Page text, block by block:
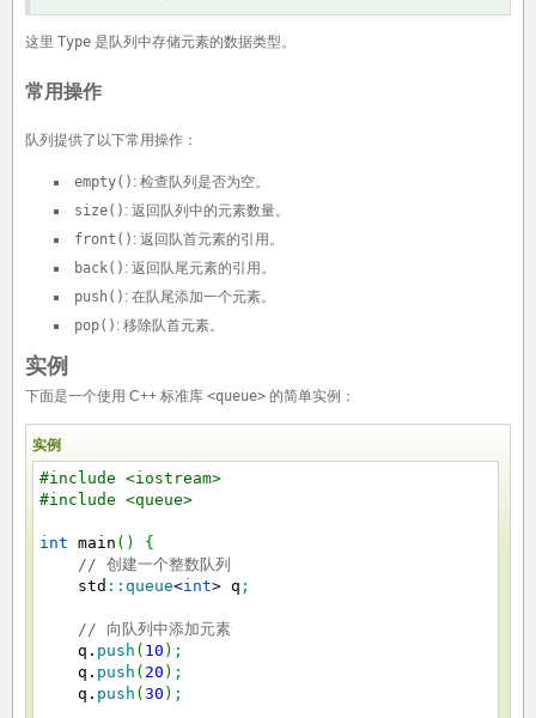
这里 Type 是队列中存储元素的数据类型。
常用操作
队列提供了以下常用操作：
empty() : 检查队列是否为空。
size() : 返回队列中的元素数量。
front() : 返回队首元素的引用。
back() : 返回队尾元素的引用。
push() : 在队尾添加一个元素。
pop() : 移除队首元素。
实例
下面是一个使用 C++ 标准库 <queue> 的简单实例：
实例
#include <iostream>
#include <queue>
int main ( )
{
// 创建一个整数队列
std :: queue<int> q ;
// 向队列中添加元素
q. push ( 10 ) ;
q. push ( 20 ) ;
q. push ( 30 ) ;